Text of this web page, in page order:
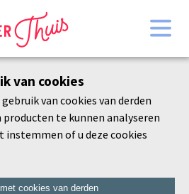
van cookies
van cookies van derden
te kunnen analyseren
instemmen of u deze cookies
cookies van derden
alles
van de dorre tak